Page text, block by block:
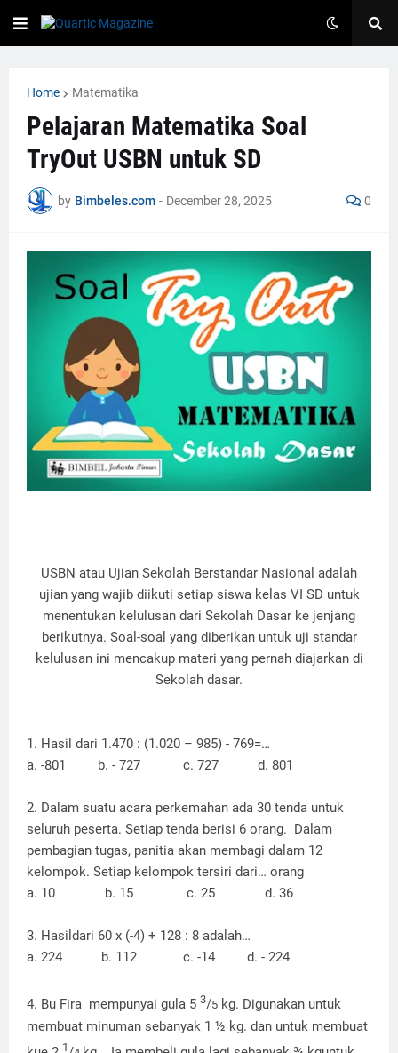
Home Matematika
Pelajaran Matematika Soal
TryOut USBN untuk SD
by Bimbeles.com - December 28, 2025 0
USBN atau Ujian Sekolah Berstandar Nasional adalah
ujian yang wajib diikuti setiap siswa kelas VI SD untuk
menentukan kelulusan dari Sekolah Dasar ke jenjang
berikutnya. Soal-soal yang diberikan untuk uji standar
kelulusan ini mencakup materi yang pernah diajarkan di
Sekolah dasar.
1. Hasil dari 1.470 : (1.020 – 985) - 769=…
a. -801
b. - 727 c. 727 d. 801
2. Dalam suatu acara perkemahan ada 30 tenda untuk
seluruh peserta. Setiap tenda berisi 6 orang. Dalam
pembagian tugas, panitia akan membagi dalam 12
kelompok. Setiap kelompok tersiri dari… orang
a. 10
b. 15 c. 25 d. 36
3. Hasildari 60 x (-4) + 128 : 8 adalah…
a. 224
b. 112 c. -14 d. - 224
4. Bu Fira mempunyai gula 5 3/5 kg. Digunakan untuk
membuat minuman sebanyak 1 ½ kg. dan untuk membuat
1